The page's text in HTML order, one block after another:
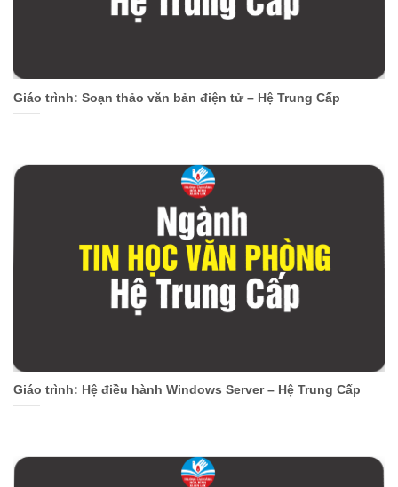
Giáo trình: Soạn thảo văn bản điện tử – Hệ Trung Cấp
Giáo trình: Hệ điều hành Windows Server – Hệ Trung Cấp